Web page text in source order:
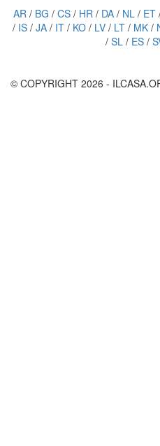
AR / BG / CS/ HR / DA/ NL / ET
/ IS / JA / IT / KO / LV / LT / MK /
/ SL / ES /
© COPYRIGHT 2026 -